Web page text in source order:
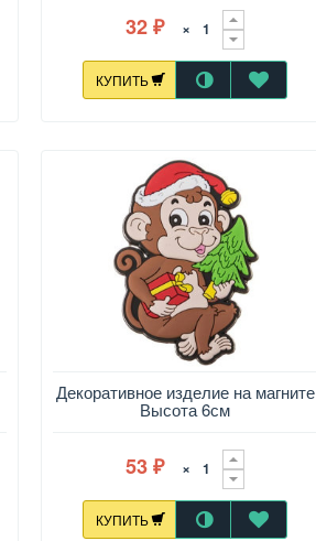
32₽ ×
КУПИТЬ
Декоративное изделие на магните
Высота 6см
53₽ ×
КУПИТЬ